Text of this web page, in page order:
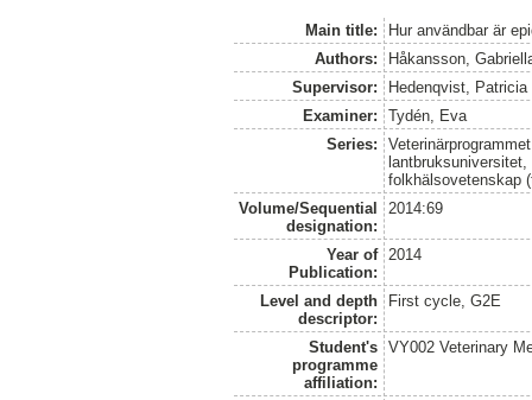
Main title:
Hur användbar är
Authors:
Håkansson,
Supervisor:
Hedenqvist, Patricia
Examiner:
Tydén, Eva
Series:
folkhälsovetenskap
Volume/Sequential
designation:
2014:69
Year of
Publication:
2014
Level and depth
descriptor:
First cycle, G2E
Student's
programme
affiliation:
VY002 Veterinary